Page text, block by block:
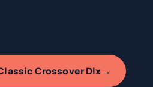
Crossover Dlx→